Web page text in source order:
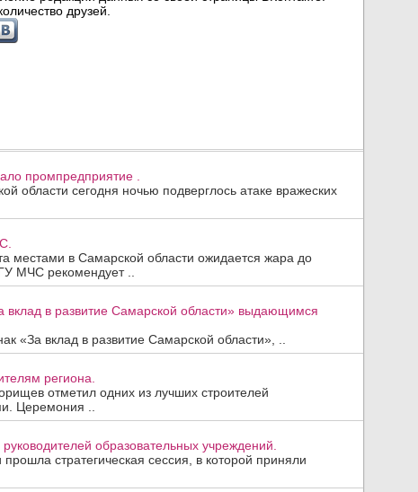
промпредприятие .
сегодня ночью подверглось атаке вражеских
местами в Самарской области ожидается жара до
МЧС рекомендует ..
в развитие Самарской области» выдающимся
«За вклад в развитие Самарской области», ..
региона.
отметил одних из лучших строителей
Церемония ..
образовательных учреждений.
стратегическая сессия, в которой приняли